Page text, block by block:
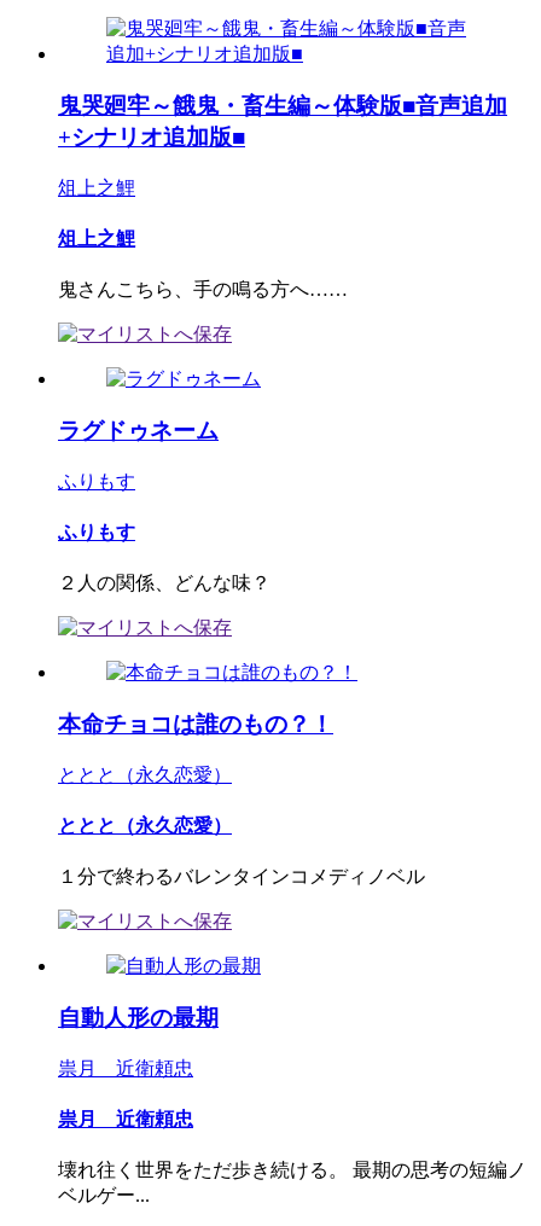
鬼哭廻牢～餓鬼・畜生編～体験版■音声追加
+シナリオ追加版■
俎上之鯉
俎上之鯉
鬼さんこちら、手の鳴る方へ……
ラグドゥネーム
ふりもす
ふりもす
２人の関係、どんな味？
本命チョコは誰のもの？！
ととと（永久恋愛）
ととと（永久恋愛）
１分で終わるバレンタインコメディノベル
自動人形の最期
祟月 近衛頼忠
祟月 近衛頼忠
壊れ往く世界をただ歩き続ける。 最期の思考の短編ノ
ベルゲー...